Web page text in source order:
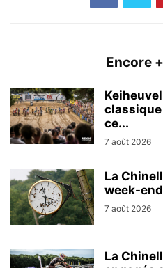
Encore
ce...
7 août 2026
La
week-end
7 août 2026
La